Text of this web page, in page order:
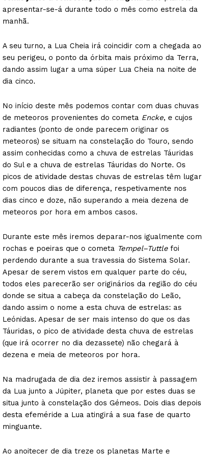
apresentar-se-á durante todo o mês como estrela da
manhã.
A seu turno, a Lua Cheia irá coincidir com a chegada ao
seu perigeu, o ponto da órbita mais próximo da Terra,
dando assim lugar a uma súper Lua Cheia na noite de
dia cinco.
No início deste mês podemos contar com duas chuvas
de meteoros provenientes do cometa Encke, e cujos
radiantes (ponto de onde parecem originar os
meteoros) se situam na constelação do Touro, sendo
assim conhecidas como a chuva de estrelas Táuridas
do Sul e a chuva de estrelas Táuridas do Norte. Os
picos de atividade destas chuvas de estrelas têm lugar
com poucos dias de diferença, respetivamente nos
dias cinco e doze, não superando a meia dezena de
meteoros por hora em ambos casos.
Durante este mês iremos deparar-nos igualmente com
rochas e poeiras que o cometa Tempel–Tuttle foi
perdendo durante a sua travessia do Sistema Solar.
Apesar de serem vistos em qualquer parte do céu,
todos eles parecerão ser originários da região do céu
donde se situa a cabeça da constelação do Leão,
dando assim o nome a esta chuva de estrelas: as
Leónidas. Apesar de ser mais intenso do que os das
Táuridas, o pico de atividade desta chuva de estrelas
(que irá ocorrer no dia dezassete) não chegará à
dezena e meia de meteoros por hora.
Na madrugada de dia dez iremos assistir à passagem
da Lua junto a Júpiter, planeta que por estes duas se
situa junto à constelação dos Gémeos. Dois dias depois
desta efeméride a Lua atingirá a sua fase de quarto
minguante.
Ao anoitecer de dia treze os planetas Marte e